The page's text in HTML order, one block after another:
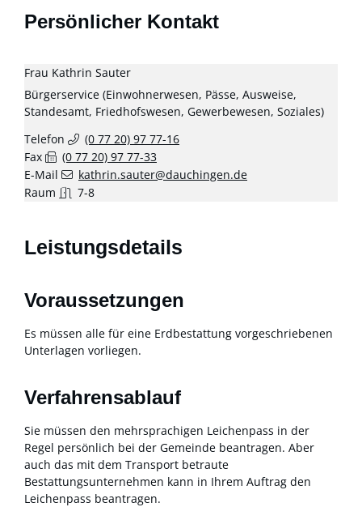
Persönlicher Kontakt
Frau Kathrin Sauter
Bürgerservice (Einwohnerwesen, Pässe, Ausweise,
Standesamt, Friedhofswesen, Gewerbewesen, Soziales)
Telefon
(0 77 20) 97 77-16
Fax
(0 77 20) 97 77-33
E-Mail
kathrin.sauter@dauchingen.de
Raum
7-8
Leistungsdetails
Voraussetzungen
Es müssen alle für eine Erdbestattung vorgeschriebenen
Unterlagen vorliegen.
Verfahrensablauf
Sie müssen den mehrsprachigen Leichenpass in der
Regel persönlich bei der Gemeinde beantragen. Aber
auch das mit dem Transport betraute
Bestattungsunternehmen kann in Ihrem Auftrag den
Leichenpass beantragen.